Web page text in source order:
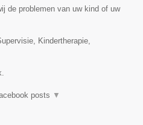
de problemen van uw kind of uw
Kindertherapie,
posts ▼